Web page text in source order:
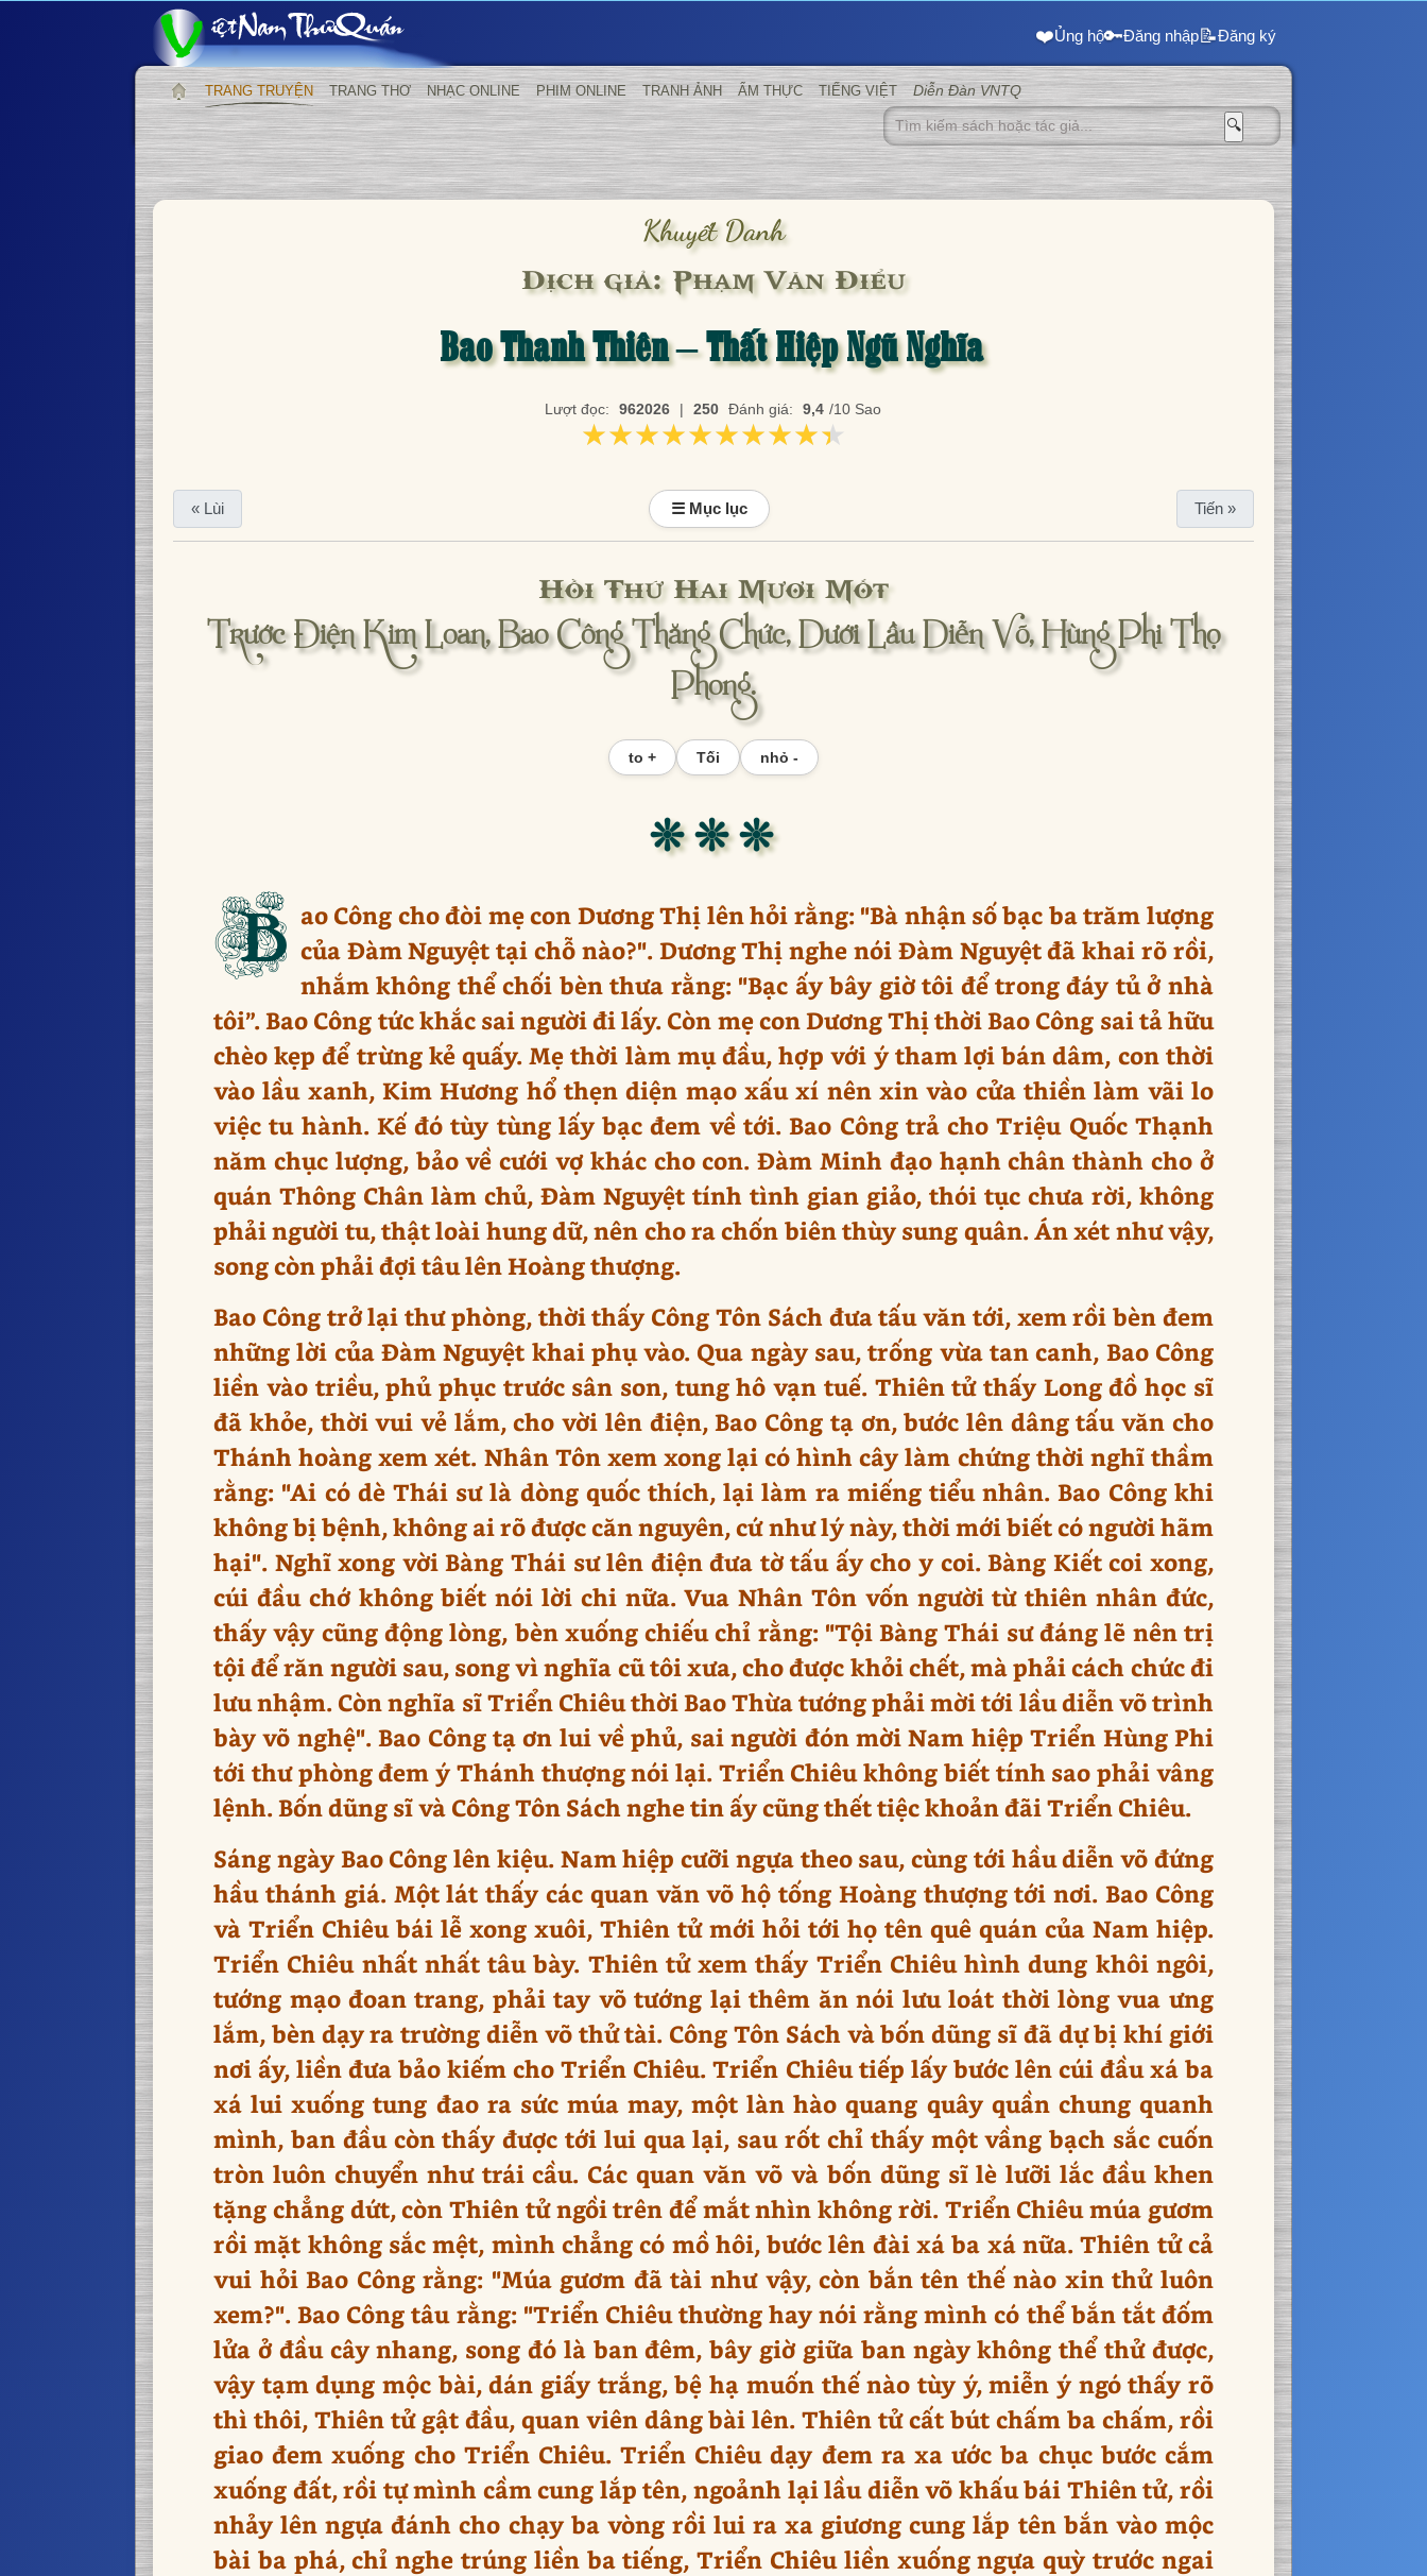
❤️Ủng hộ🔑Đăng nhập📝Đăng ký
TRANG TRUYỆN TRANG THƠ NHẠC ONLINE PHIM ONLINE TRANH ẢNH ẨM THỰC TIẾNG VIỆT Diễn Đàn VNTQ
🔍
Khuyết Danh
Dịch giả: Phạm Văn Điểu
Bao Thanh Thiên – Thất Hiệp Ngũ Nghĩa
Lượt đọc: 962026 | 250 Đánh giá: 9,4 /10 Sao
★★★★★★★★★★
★★★★★★★★★★
« Lùi ☰ Mục lục Tiến »
Hồi Thứ Hai Mươi Mốt
Trước Điện Kim Loan, Bao Công Thăng Chức, Dưới Lầu Diễn Võ, Hùng Phi Thọ
Phong.
to + Tối nhỏ -
❊ ❊ ❊
B ao Công cho đòi mẹ con Dương Thị lên hỏi rằng: "Bà nhận số bạc ba trăm lượng
của Đàm Nguyệt tại chỗ nào?". Dương Thị nghe nói Đàm Nguyệt đã khai rõ rồi,
nhắm không thể chối bèn thưa rằng: "Bạc ấy bây giờ tôi để trong đáy tủ ở nhà
tôi”. Bao Công tức khắc sai người đi lấy. Còn mẹ con Dương Thị thời Bao Công sai tả hữu
chèo kẹp để trừng kẻ quấy. Mẹ thời làm mụ đầu, hợp với ý tham lợi bán dâm, con thời
vào lầu xanh, Kim Hương hổ thẹn diện mạo xấu xí nên xin vào cửa thiền làm vãi lo
việc tu hành. Kế đó tùy tùng lấy bạc đem về tới. Bao Công trả cho Triệu Quốc Thạnh
năm chục lượng, bảo về cưới vợ khác cho con. Đàm Minh đạo hạnh chân thành cho ở
quán Thông Chân làm chủ, Đàm Nguyệt tính tình gian giảo, thói tục chưa rời, không
phải người tu, thật loài hung dữ, nên cho ra chốn biên thùy sung quân. Án xét như vậy,
song còn phải đợi tâu lên Hoàng thượng.
Bao Công trở lại thư phòng, thời thấy Công Tôn Sách đưa tấu văn tới, xem rồi bèn đem
những lời của Đàm Nguyệt khai phụ vào. Qua ngày sau, trống vừa tan canh, Bao Công
liền vào triều, phủ phục trước sân son, tung hô vạn tuế. Thiên tử thấy Long đồ học sĩ
đã khỏe, thời vui vẻ lắm, cho vời lên điện, Bao Công tạ ơn, bước lên dâng tấu văn cho
Thánh hoàng xem xét. Nhân Tôn xem xong lại có hình cây làm chứng thời nghĩ thầm
rằng: "Ai có dè Thái sư là dòng quốc thích, lại làm ra miếng tiểu nhân. Bao Công khi
không bị bệnh, không ai rõ được căn nguyên, cứ như lý này, thời mới biết có người hãm
hại". Nghĩ xong vời Bàng Thái sư lên điện đưa tờ tấu ấy cho y coi. Bàng Kiết coi xong,
cúi đầu chớ không biết nói lời chi nữa. Vua Nhân Tôn vốn người từ thiên nhân đức,
thấy vậy cũng động lòng, bèn xuống chiếu chỉ rằng: "Tội Bàng Thái sư đáng lẽ nên trị
tội để răn người sau, song vì nghĩa cũ tôi xưa, cho được khỏi chết, mà phải cách chức đi
lưu nhậm. Còn nghĩa sĩ Triển Chiêu thời Bao Thừa tướng phải mời tới lầu diễn võ trình
bày võ nghệ". Bao Công tạ ơn lui về phủ, sai người đón mời Nam hiệp Triển Hùng Phi
tới thư phòng đem ý Thánh thượng nói lại. Triển Chiêu không biết tính sao phải vâng
lệnh. Bốn dũng sĩ và Công Tôn Sách nghe tin ấy cũng thết tiệc khoản đãi Triển Chiêu.
Sáng ngày Bao Công lên kiệu. Nam hiệp cưỡi ngựa theo sau, cùng tới hầu diễn võ đứng
hầu thánh giá. Một lát thấy các quan văn võ hộ tống Hoàng thượng tới nơi. Bao Công
và Triển Chiêu bái lễ xong xuôi, Thiên tử mới hỏi tới họ tên quê quán của Nam hiệp.
Triển Chiêu nhất nhất tâu bày. Thiên tử xem thấy Triển Chiêu hình dung khôi ngôi,
tướng mạo đoan trang, phải tay võ tướng lại thêm ăn nói lưu loát thời lòng vua ưng
lắm, bèn dạy ra trường diễn võ thử tài. Công Tôn Sách và bốn dũng sĩ đã dự bị khí giới
nơi ấy, liền đưa bảo kiếm cho Triển Chiêu. Triển Chiêu tiếp lấy bước lên cúi đầu xá ba
xá lui xuống tung đao ra sức múa may, một làn hào quang quây quần chung quanh
mình, ban đầu còn thấy được tới lui qua lại, sau rốt chỉ thấy một vầng bạch sắc cuốn
tròn luôn chuyển như trái cầu. Các quan văn võ và bốn dũng sĩ lè lưỡi lắc đầu khen
tặng chẳng dứt, còn Thiên tử ngồi trên để mắt nhìn không rời. Triển Chiêu múa gươm
rồi mặt không sắc mệt, mình chẳng có mồ hôi, bước lên đài xá ba xá nữa. Thiên tử cả
vui hỏi Bao Công rằng: "Múa gươm đã tài như vậy, còn bắn tên thế nào xin thử luôn
xem?". Bao Công tâu rằng: "Triển Chiêu thường hay nói rằng mình có thể bắn tắt đốm
lửa ở đầu cây nhang, song đó là ban đêm, bây giờ giữa ban ngày không thể thử được,
vậy tạm dụng mộc bài, dán giấy trắng, bệ hạ muốn thế nào tùy ý, miễn ý ngó thấy rõ
thì thôi, Thiên tử gật đầu, quan viên dâng bài lên. Thiên tử cất bút chấm ba chấm, rồi
giao đem xuống cho Triển Chiêu. Triển Chiêu dạy đem ra xa ước ba chục bước cắm
xuống đất, rồi tự mình cầm cung lắp tên, ngoảnh lại lầu diễn võ khấu bái Thiên tử, rồi
nhảy lên ngựa đánh cho chạy ba vòng rồi lui ra xa giương cung lắp tên bắn vào mộc
bài ba phá, chỉ nghe trúng liền ba tiếng, Triển Chiêu liền xuống ngựa quỳ trước ngai